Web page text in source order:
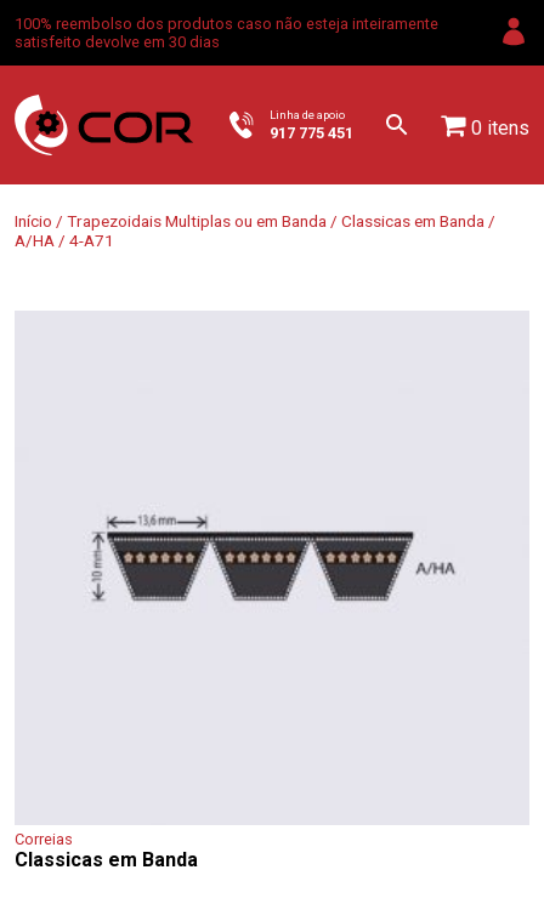
100% reembolso dos produtos caso não esteja inteiramente
satisfeito devolve em 30 dias
Linha de apoio
917 775 451 0 itens
Início / Trapezoidais Multiplas ou em Banda / Classicas em Banda /
A/HA / 4-A71
Correias
Classicas em Banda